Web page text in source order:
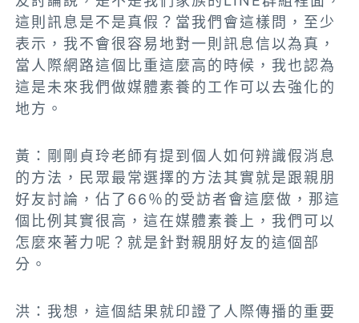
這則訊息是不是真假？當我們會這樣問，至少
表示，我不會很容易地對一則訊息信以為真，
當人際網路這個比重這麼高的時候，我也認為
這是未來我們做媒體素養的工作可以去強化的
地方 。
黃：剛剛貞玲老師有提到個人如何辨識假消息
的方法，民眾最常選擇的方法其實就是跟親朋
好友討論，佔了66％的受訪者會這麼做，那這
個比例其實很高，這在媒體素養上，我們可以
怎麼來著力呢？就是針對親朋好友的這個部
分 。
洪： 我想，這個結果就印證了人際傳播的重要